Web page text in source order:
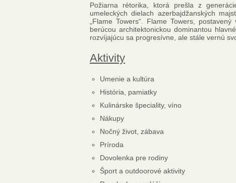
Požiarna rétorika, ktorá prešla z
umeleckých dielach azerbajdžanských
„Flame Towers“. Flame Towers,
berúcou architektonickou dominantou
rozvíjajúcu sa progresívne, ale stále vernú
Aktivity
Umenie a kultúra
História, pamiatky
Kulinárske špeciality, víno
Nákupy
Nočný život, zábava
Príroda
Dovolenka pre rodiny
Šport a outdoorové aktivity